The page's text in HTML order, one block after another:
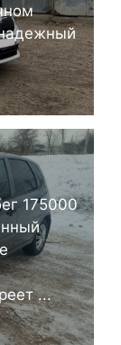
175000
...